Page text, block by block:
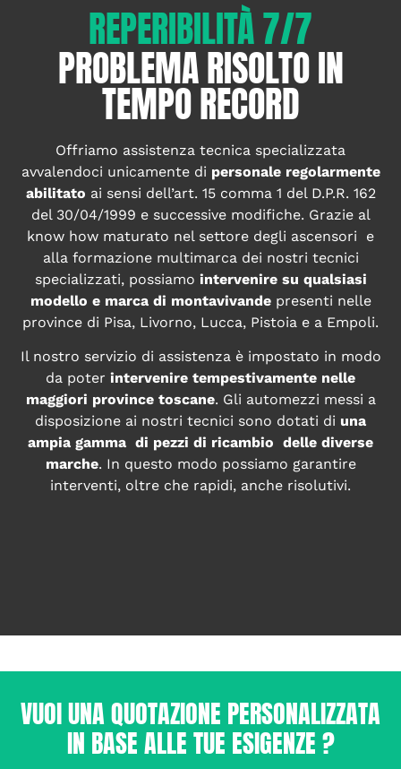
REPERIBILITÀ 7/7
PROBLEMA RISOLTO IN
TEMPO RECORD
Offriamo assistenza tecnica specializzata
avvalendoci unicamente di personale regolarmente
abilitato ai sensi dell’art. 15 comma 1 del D.P.R. 162
del 30/04/1999 e successive modifiche. Grazie al
know how maturato nel settore degli ascensori e
alla formazione multimarca dei nostri tecnici
specializzati, possiamo intervenire su qualsiasi
modello e marca di montavivandepresenti nelle
province di Pisa, Livorno, Lucca, Pistoia e a Empoli.
Il nostro servizio di assistenza è impostato in modo
da poter intervenire tempestivamente nelle
maggiori province toscane. Gli automezzi messi a
disposizione ai nostri tecnici sono dotati di una
ampia gamma di pezzi di ricambio delle diverse
marche. In questo modo possiamo garantire
interventi, oltre che rapidi, anche risolutivi.
VUOI UNA QUOTAZIONE PERSONALIZZATA
IN BASE ALLE TUE ESIGENZE ?